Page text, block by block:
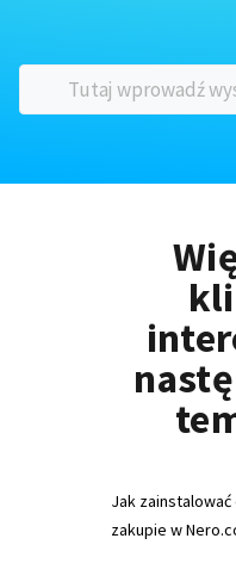
Jak
zakupie w